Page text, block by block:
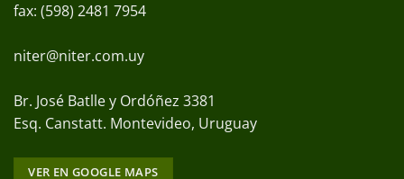
fax: (598) 2481 7954
niter@niter.com.uy
Br. José Batlle y Ordóñez 3381
Esq. Canstatt. Montevideo, Uruguay
VER EN GOOGLE MAPS